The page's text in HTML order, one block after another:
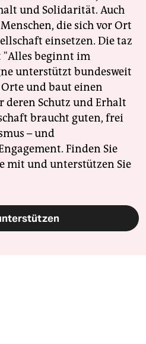
und Solidarität. Auch
die sich vor Ort
einsetzen. Die taz
"Alles beginnt im
unterstützt bundesweit
und baut einen
deren Schutz und Erhalt
braucht guten, frei
– und
Finden Sie
mit und unterstützen Sie